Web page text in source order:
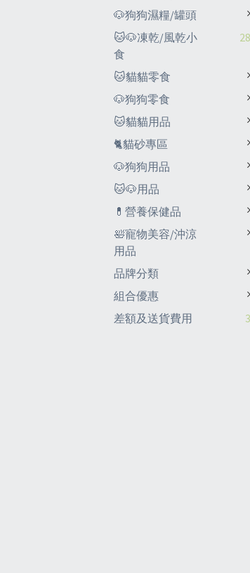
🐶狗狗濕糧/罐頭
🐱🐶凍乾/風乾小
食
28
🐱貓貓零食
🐶狗狗零食
🐱貓貓用品
🐈貓砂專區
🐶狗狗用品
🐱🐶用品
💊營養保健品
🛀寵物美容/沖涼
用品
品牌分類
組合優惠
差額及送貨費用
3